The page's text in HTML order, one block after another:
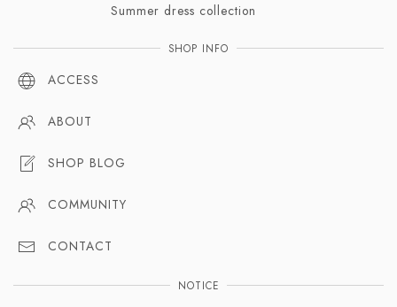
Summer dress collection
SHOP INFO
ACCESS
ABOUT
SHOP BLOG
COMMUNITY
CONTACT
NOTICE